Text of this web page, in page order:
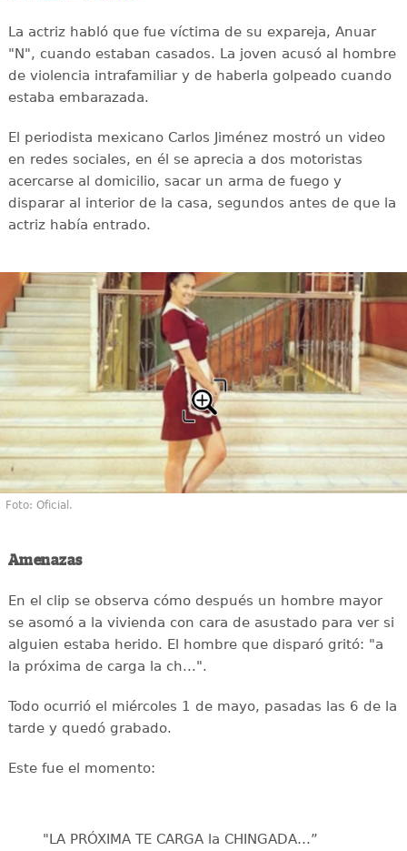
La actriz habló que fue víctima de su expareja, Anuar
"N", cuando estaban casados. La joven acusó al hombre
de violencia intrafamiliar y de haberla golpeado cuando
estaba embarazada.
El periodista mexicano Carlos Jiménez mostró un video
en redes sociales, en él se aprecia a dos motoristas
acercarse al domicilio, sacar un arma de fuego y
disparar al interior de la casa, segundos antes de que la
actriz había entrado.
Foto: Oficial.
Amenazas
En el clip se observa cómo después un hombre mayor
se asomó a la vivienda con cara de asustado para ver si
alguien estaba herido. El hombre que disparó gritó: "a
la próxima de carga la ch...".
Todo ocurrió el miércoles 1 de mayo, pasadas las 6 de la
tarde y quedó grabado.
Este fue el momento:
"LA PRÓXIMA TE CARGA la CHINGADA…”